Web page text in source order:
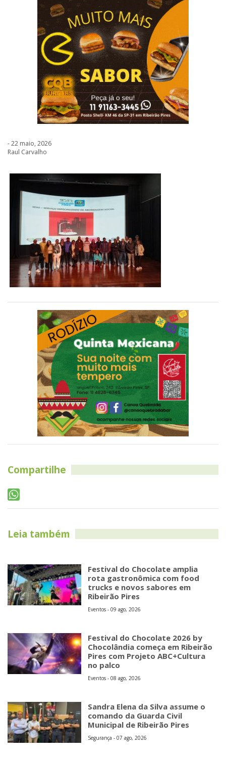
- 22 maio, 2026
Raul Carvalho
Compartilhe
Leia também
Festival do Chocolate amplia
rota gastronômica com food
trucks e novos sabores em
Ribeirão Pires
Eventos - 09 ago, 2026
Festival do Chocolate 2026 by
Chocolândia começa em Ribeirão
Pires com Projeto ABC+Cultura
no palco
Eventos - 08 ago, 2026
Sandra Elena da Silva assume o
comando da Guarda Civil
Municipal de Ribeirão Pires
Segurança - 07 ago, 2026